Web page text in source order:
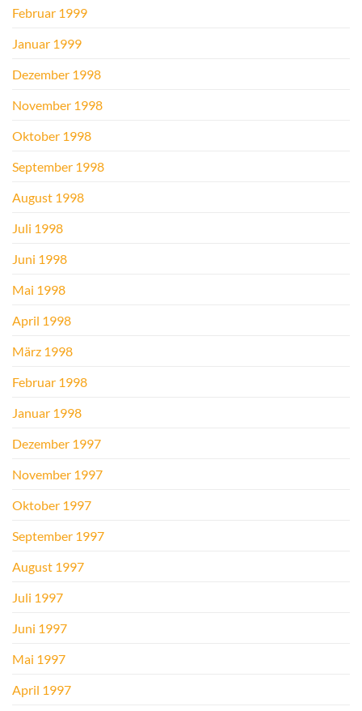
Februar 1999
Januar 1999
Dezember 1998
November 1998
Oktober 1998
September 1998
August 1998
Juli 1998
Juni 1998
Mai 1998
April 1998
März 1998
Februar 1998
Januar 1998
Dezember 1997
November 1997
Oktober 1997
September 1997
August 1997
Juli 1997
Juni 1997
Mai 1997
April 1997